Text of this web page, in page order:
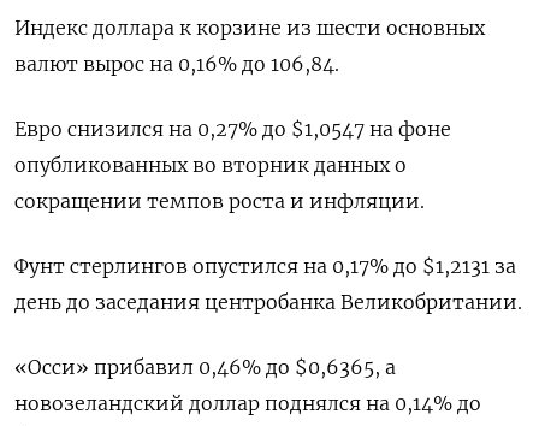
Индекс доллара к корзине из шести основных
валют вырос на 0,16% до 106,84​.
Евро снизился на 0,27% до $1,0547 на фоне
опубликованных во вторник данных о
сокращении темпов роста и инфляции.
Фунт стерлингов опустился на 0,17% до $1,2131 за
день до заседания центробанка Великобритании.
«Осси» прибавил 0,46% до $0,6365​, а
новозеландский доллар поднялся на 0,14% до